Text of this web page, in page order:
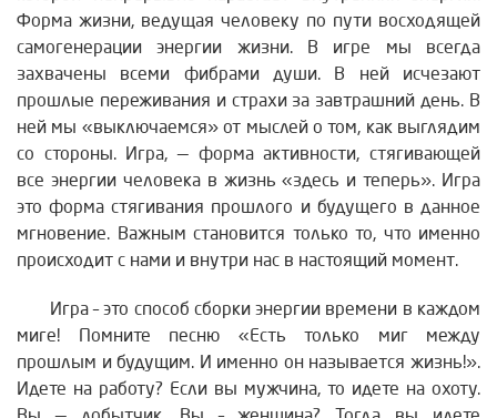
Форма жизни, ведущая человеку по пути восходящей
самогенерации энергии жизни. В игре мы всегда
захвачены всеми фибрами души. В ней исчезают
прошлые переживания и страхи за завтрашний день. В
ней мы «выключаемся» от мыслей о том, как выглядим
со стороны. Игра, — форма активности, стягивающей
все энергии человека в жизнь «здесь и теперь». Игра
это форма стягивания прошлого и будущего в данное
мгновение. Важным становится только то, что именно
происходит с нами и внутри нас в настоящий момент.
Игра – это способ сборки энергии времени в каждом
миге! Помните песню «Есть только миг между
прошлым и будущим. И именно он называется жизнь!».
Идете на работу? Если вы мужчина, то идете на охоту.